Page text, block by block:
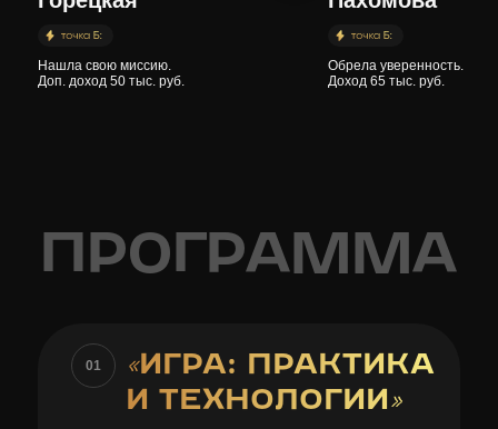
Обрела уверенность.
Доход 65 тыс. руб.
Нашла свою миссию.
Доп. доход 50 тыс. руб.
ПРОГРАММА
«ИГРА: ПРАКТИКА
И ТЕХНОЛОГИИ »
01